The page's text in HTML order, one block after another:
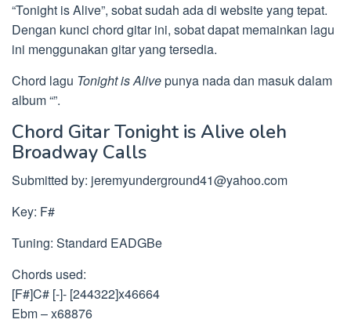
“Tonight is Alive”, sobat sudah ada di website yang tepat.
Dengan kunci chord gitar ini, sobat dapat memainkan lagu
ini menggunakan gitar yang tersedia.
Chord lagu Tonight is Alivepunya nada dan masuk dalam
album “”.
Chord Gitar Tonight is Alive oleh
Broadway Calls
Submitted by: jeremyunderground41@yahoo.com
Key: F#
Tuning: Standard EADGBe
Chords used:
[F#]C# [-]- [244322]x46664
Ebm – x68876